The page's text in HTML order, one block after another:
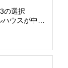
の選択
ウスが中央